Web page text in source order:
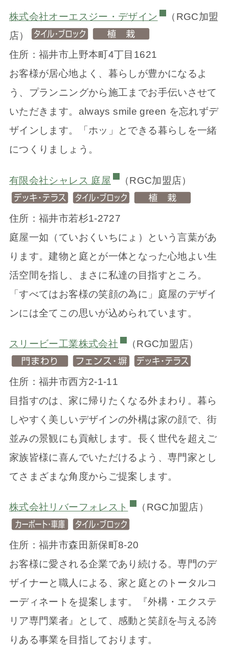
株式会社オーエスジー・デザイン
（RGC加盟
店）
住所：福井市上野本町4丁目1621
お客様が居心地よく、暮らしが豊かになるよ
う、プランニングから施工までお手伝いさせて
いただきます。always smile green を忘れずデ
ザインします。「ホッ」とできる暮らしを一緒
につくりましょう。
有限会社シャレス 庭屋 （RGC加盟店）
住所：福井市若杉1-2727
庭屋一如（ていおくいちにょ）という言葉があ
ります。建物と庭とが一体となった心地よい生
活空間を指し、まさに私達の目指すところ。
「すべてはお客様の笑顔の為に」庭屋のデザイ
ンには全てこの思いが込められています。
スリービー工業株式会社 （RGC加盟店）
住所：福井市西方2-1-11
目指すのは、家に帰りたくなる外まわり。暮ら
しやすく美しいデザインの外構は家の顔で、街
並みの景観にも貢献します。長く世代を超えご
家族皆様に喜んでいただけるよう、専門家とし
てさまざまな角度からご提案します。
株式会社リバーフォレスト （RGC加盟店）
住所：福井市森田新保町8-20
お客様に愛される企業であり続ける。専門のデ
ザイナーと職人による、家と庭とのトータルコ
ーディネートを提案します。『外構・エクステ
リア専門業者』として、感動と笑顔を与える誇
りある事業を目指しております。